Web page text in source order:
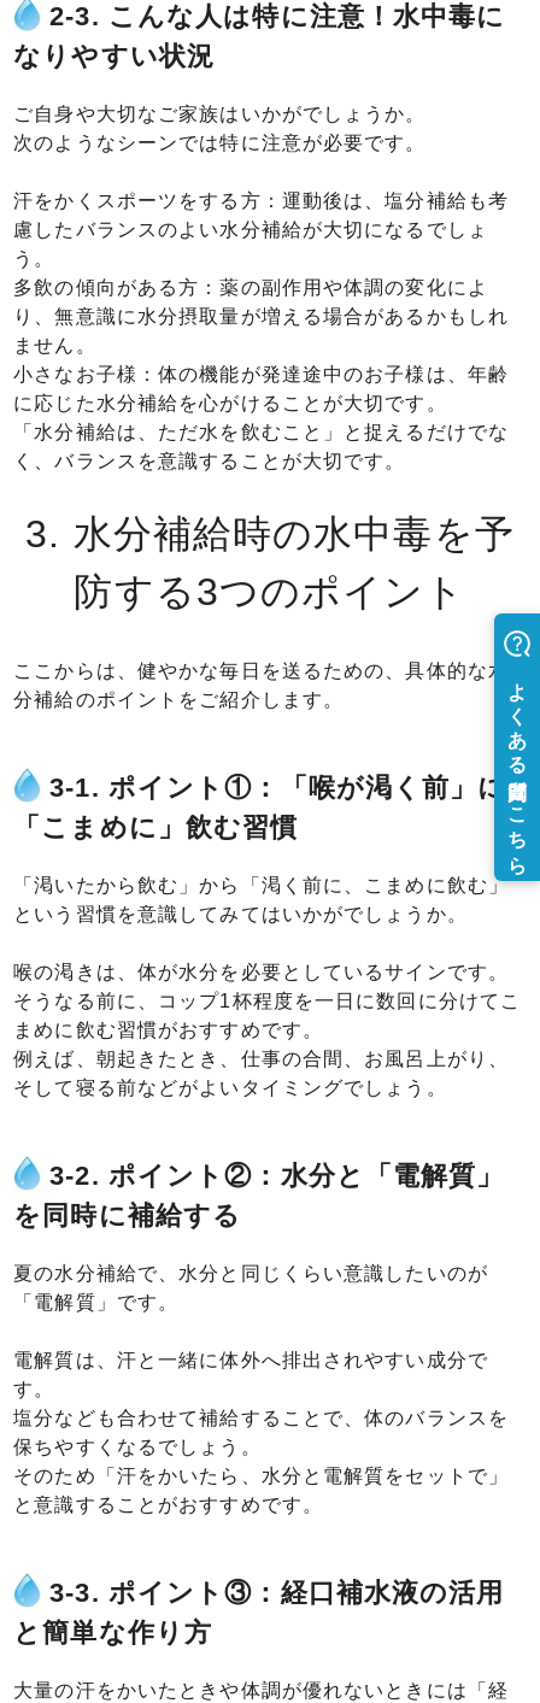
2-3. こんな人は特に注意！水中毒に
なりやすい状況
ご自身や大切なご家族はいかがでしょうか。
次のようなシーンでは特に注意が必要です。
汗をかくスポーツをする方：運動後は、塩分補給も考
慮したバランスのよい水分補給が大切になるでしょ
う。
多飲の傾向がある方：薬の副作用や体調の変化によ
り、無意識に水分摂取量が増える場合があるかもしれ
ません。
小さなお子様：体の機能が発達途中のお子様は、年齢
に応じた水分補給を心がけることが大切です。
「水分補給は、ただ水を飲むこと」と捉えるだけでな
く、バランスを意識することが大切です。
3. 水分補給時の水中毒を予
防する3つのポイント
ここからは、健やかな毎日を送るための、具体的な水
分補給のポイントをご紹介します。
3-1. ポイント①：「喉が渇く前」に
「こまめに」飲む習慣
「渇いたから飲む」から「渇く前に、こまめに飲む」
という習慣を意識してみてはいかがでしょうか。
喉の渇きは、体が水分を必要としているサインです。
そうなる前に、コップ1杯程度を一日に数回に分けてこ
まめに飲む習慣がおすすめです。
例えば、朝起きたとき、仕事の合間、お風呂上がり、
そして寝る前などがよいタイミングでしょう。
3-2. ポイント②：水分と「電解質」
を同時に補給する
夏の水分補給で、水分と同じくらい意識したいのが
「電解質」です。
電解質は、汗と一緒に体外へ排出されやすい成分で
す。
塩分なども合わせて補給することで、体のバランスを
保ちやすくなるでしょう。
そのため「汗をかいたら、水分と電解質をセットで」
と意識することがおすすめです。
3-3. ポイント③：経口補水液の活用
と簡単な作り方
大量の汗をかいたときや体調が優れないときには「経